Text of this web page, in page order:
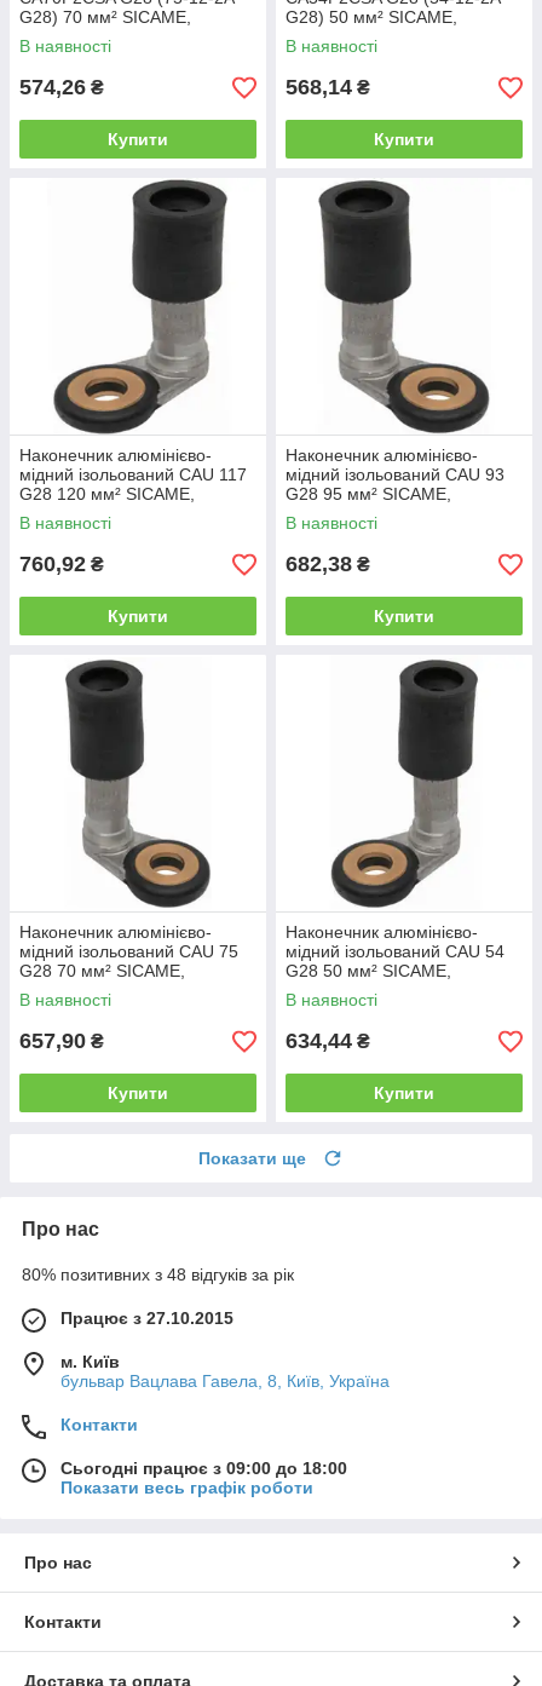
G28) 70 мм² SICAME,
наконечник з двома
отворами пресувальний
В наявності
574,26 ₴
Купити
G28) 50 мм² SICAME,
наконечник з двома
отворами пресувальний
В наявності
568,14 ₴
Купити
Наконечник алюмінієво-
мідний ізольований CAU 117
G28 120 мм² SICAME,
затискач з'єднувальний
пресувальний
В наявності
760,92 ₴
Купити
Наконечник алюмінієво-
мідний ізольований CAU 93
G28 95 мм² SICAME,
затискач з'єднувальний
пресувальний
В наявності
682,38 ₴
Купити
Наконечник алюмінієво-
мідний ізольований CAU 75
G28 70 мм² SICAME,
затискач з'єднувальний
пресувальний
В наявності
657,90 ₴
Купити
Наконечник алюмінієво-
мідний ізольований CAU 54
G28 50 мм² SICAME,
затискач з'єднувальний
пресувальний
В наявності
634,44 ₴
Купити
Показати ще
Про нас
80% позитивних з 48 відгуків за рік
Працює з 27.10.2015
м. Київ
бульвар Вацлава Гавела, 8, Київ, Україна
Контакти
Сьогодні працює з 09:00 до 18:00
Показати весь графік роботи
Про нас
Контакти
Доставка та оплата